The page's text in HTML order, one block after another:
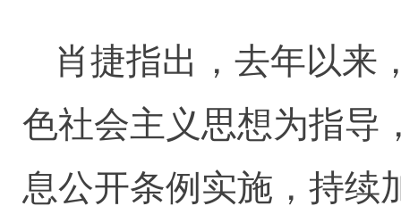
肖捷指出，去年以来
色社会主义思想为指导
息公开条例实施，持续